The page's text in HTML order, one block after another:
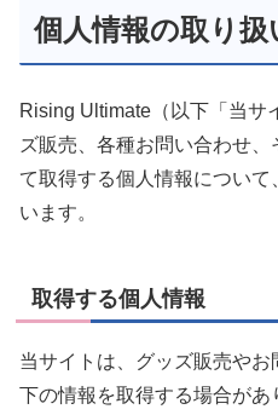
個人情報の取り扱
Rising Ultimate（以下「当サ
ズ販売、各種お問い合わせ
て取得する個人情報につい
います。
取得する個人情報
当サイトは、グッズ販売や
下の情報を取得する場合があ